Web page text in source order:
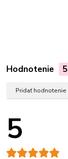
Hodnotenie 5
Pridať hodnotenie
5